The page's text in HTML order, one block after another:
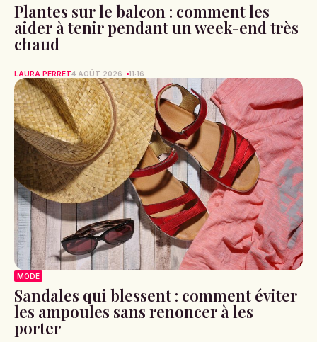
Plantes sur le balcon : comment les
aider à tenir pendant un week-end très
chaud
LAURA PERRET4 AOÛT 2026 11:16
MODE
Sandales qui blessent : comment éviter
les ampoules sans renoncer à les
porter